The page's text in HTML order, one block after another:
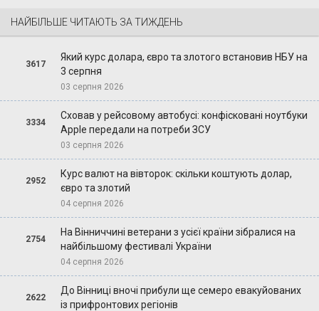
НАЙБІЛЬШЕ ЧИТАЮТЬ ЗА ТИЖДЕНЬ
3617
Який курс долара, євро та злотого встановив НБУ на
3 серпня
03 серпня 2026
3334
Сховав у рейсовому автобусі: конфісковані ноутбуки
Apple передали на потреби ЗСУ
03 серпня 2026
2952
Курс валют на вівторок: скільки коштують долар,
євро та злотий
04 серпня 2026
2754
На Вінниччині ветерани з усієї країни зібралися на
найбільшому фестивалі України
04 серпня 2026
2622
До Вінниці вночі прибули ще семеро евакуйованих
із прифронтових регіонів